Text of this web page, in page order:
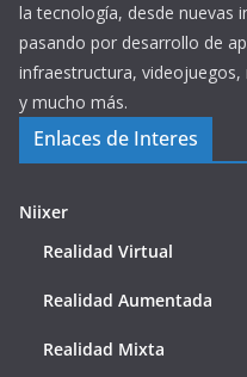
la tecnología, desde nuevas
pasando por desarrollo de
infraestructura,
y mucho más.
Enlaces de Interes
Niixer
Realidad Virtual
Realidad Aumentada
Realidad Mixta